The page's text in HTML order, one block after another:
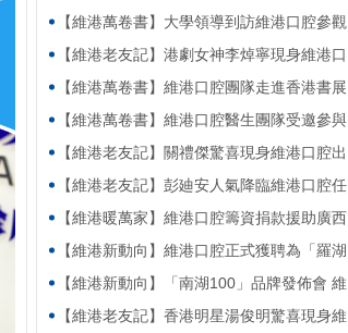
【維港萬卷書】大學領導到訪維港口腔參觀交流 高度讚賞院感消毒與規範化管理
【維港老友記】港劇女神李焯寧現身維港口腔擔任一日店長，分享護牙心得
【維港萬卷書】維港口腔團隊走進香港書展 感受閱讀力量拓寬專業視野
【維港萬卷書】維港口腔醫生團隊受邀參與美國登士柏西諾德專題研討 聚焦無牙頜種植修復前沿策略
【維港老友記】關禮傑驚喜現身維港口腔出任明星一日CEO 即場演繹同分享經驗！
【維港老友記】彭廸安人氣降臨維港口腔任明星一日店長 勁歌熱舞快閃表演點燃全場！
【維港暖萬家】維港口腔籌資捐款援助廣西洪澇災區 攜手香港廣西南寧同鄉會共獻愛心
【維港新動向】維港口腔正式獲聘為「羅湖區社會醫療機構行業協會監事單位」
【維港新動向】「南湖100」品牌發佈會 維港口腔獲評「突出貢獻企業」殊榮
【維港老友記】香港明星湯俊明驚喜現身維港口腔 擔任明星一日店長！